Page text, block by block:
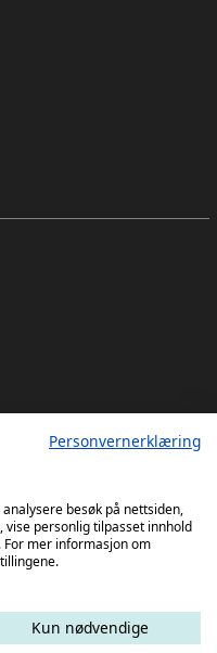
Personvernerklæring
besøk på nettsiden,
personlig tilpasset innhold
mer informasjon om
Kun nødvendige